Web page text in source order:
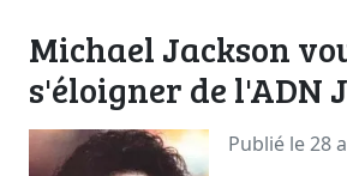
Michael Jackson
s'éloigner de l'ADN
Publié le 28